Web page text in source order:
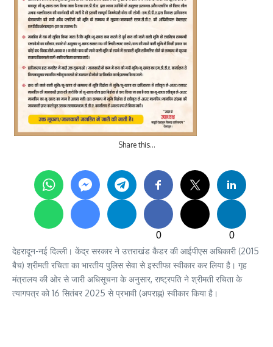
Share this…
0
0
देहरादून-नई दिल्ली। केंद्र सरकार ने उत्तराखंड कैडर की आईपीएस अधिकारी (2015
बैच) श्रीमती रचिता का भारतीय पुलिस सेवा से इस्तीफा स्वीकार कर लिया है। गृह
मंत्रालय की ओर से जारी अधिसूचना के अनुसार, राष्ट्रपति ने श्रीमती रचिता के
त्यागपत्र को 16 सितंबर 2025 से प्रभावी (अपराह्न) स्वीकार किया है।